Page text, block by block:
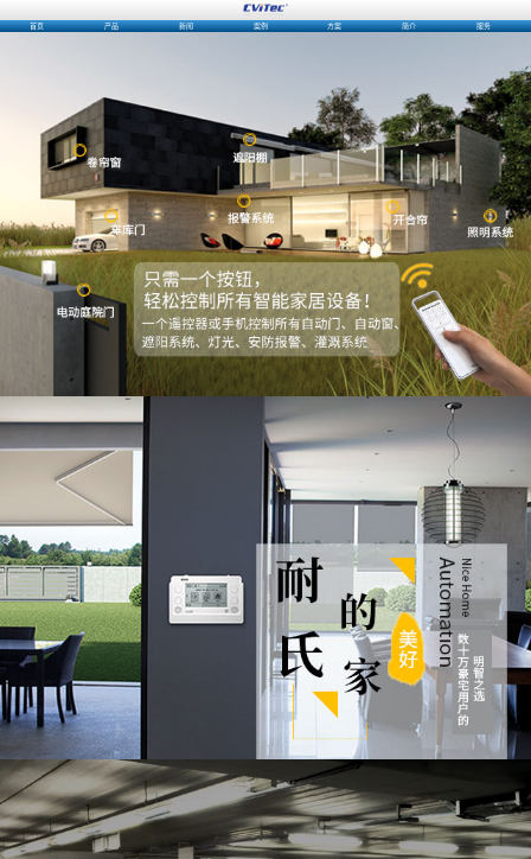
首页 产品 新闻 案例 方案 简介 服务